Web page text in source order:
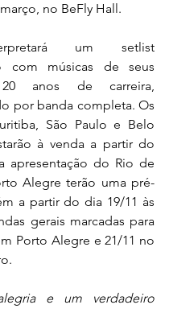
no BeFly Hall.
um setlist
com músicas de seus
anos de carreira,
por banda completa. Os
São Paulo e Belo
à venda a partir do
apresentação do Rio de
Alegre terão uma pré-
a partir do dia 19/11 às
gerais marcadas para
Porto Alegre e 21/11 no
e um verdadeiro